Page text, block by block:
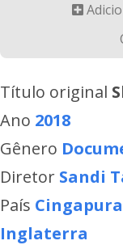
Título original
Ano 2018
Gênero
Diretor Sandi
País Cingapura
Inglaterra